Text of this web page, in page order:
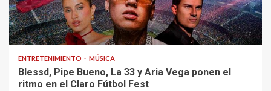
ENTRETENIMIENTO MÚSICA
Blessd, Pipe Bueno, La 33 y Aria Vega ponen el
ritmo en el Claro Fútbol Fest